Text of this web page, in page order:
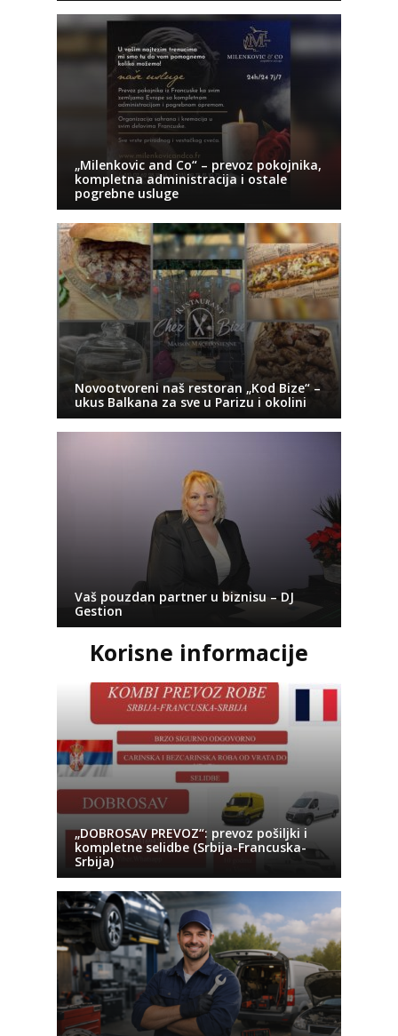
„Milenkovic and Co“ – prevoz pokojnika,
kompletna administracija i ostale
pogrebne usluge
Novootvoreni naš restoran „Kod Bize“ –
ukus Balkana za sve u Parizu i okolini
Vaš pouzdan partner u biznisu – DJ
Gestion
Korisne informacije
„DOBROSAV PREVOZ“: prevoz pošiljki i
kompletne selidbe (Srbija-Francuska-
Srbija)